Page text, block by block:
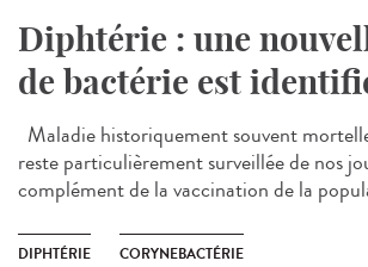
Diphtérie : une
de bactérie est
Maladie historiquement souvent
reste particulièrement surveillée de nos
complément de la vaccination de la
DIPHTÉRIE CORYNEBACTÉRIE